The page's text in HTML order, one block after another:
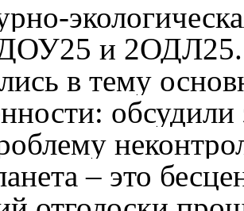
и 2ОДЛ25.
в тему
обсудили
– это